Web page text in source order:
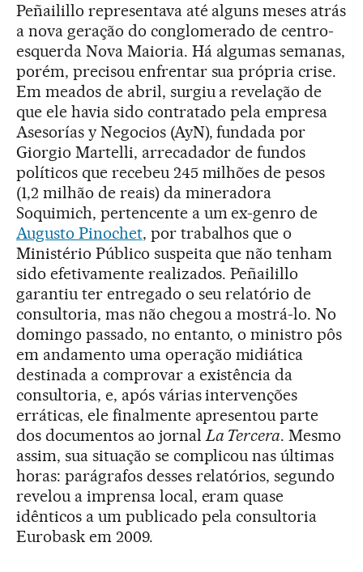
Peñailillo representava até alguns meses atrás
a nova geração do conglomerado de centro-
esquerda Nova Maioria. Há algumas semanas,
porém, precisou enfrentar sua própria crise.
Em meados de abril, surgiu a revelação de
que ele havia sido contratado pela empresa
Asesorías y Negocios (AyN), fundada por
Giorgio Martelli, arrecadador de fundos
políticos que recebeu 245 milhões de pesos
(1,2 milhão de reais) da mineradora
Soquimich, pertencente a um ex-genro de
Augusto Pinochet, por trabalhos que o
Ministério Público suspeita que não tenham
sido efetivamente realizados. Peñailillo
garantiu ter entregado o seu relatório de
consultoria, mas não chegou a mostrá-lo. No
domingo passado, no entanto, o ministro pôs
em andamento uma operação midiática
destinada a comprovar a existência da
consultoria, e, após várias intervenções
erráticas, ele finalmente apresentou parte
dos documentos ao jornalLa Tercera. Mesmo
assim, sua situação se complicou nas últimas
horas: parágrafos desses relatórios, segundo
revelou a imprensa local, eram quase
idênticos a um publicado pela consultoria
Eurobask em 2009.